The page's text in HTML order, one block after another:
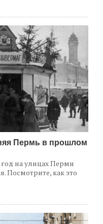
Пермь в прошлом
на улицах Перми
Посмотрите, как это